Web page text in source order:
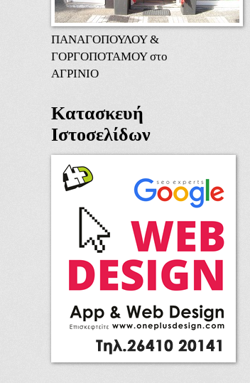
ΠΑΝΑΓΟΠΟΥΛΟΥ &
ΓΟΡΓΟΠΟΤΑΜΟΥ στο
ΑΓΡΙΝΙΟ
Κατασκευή
Ιστοσελίδων